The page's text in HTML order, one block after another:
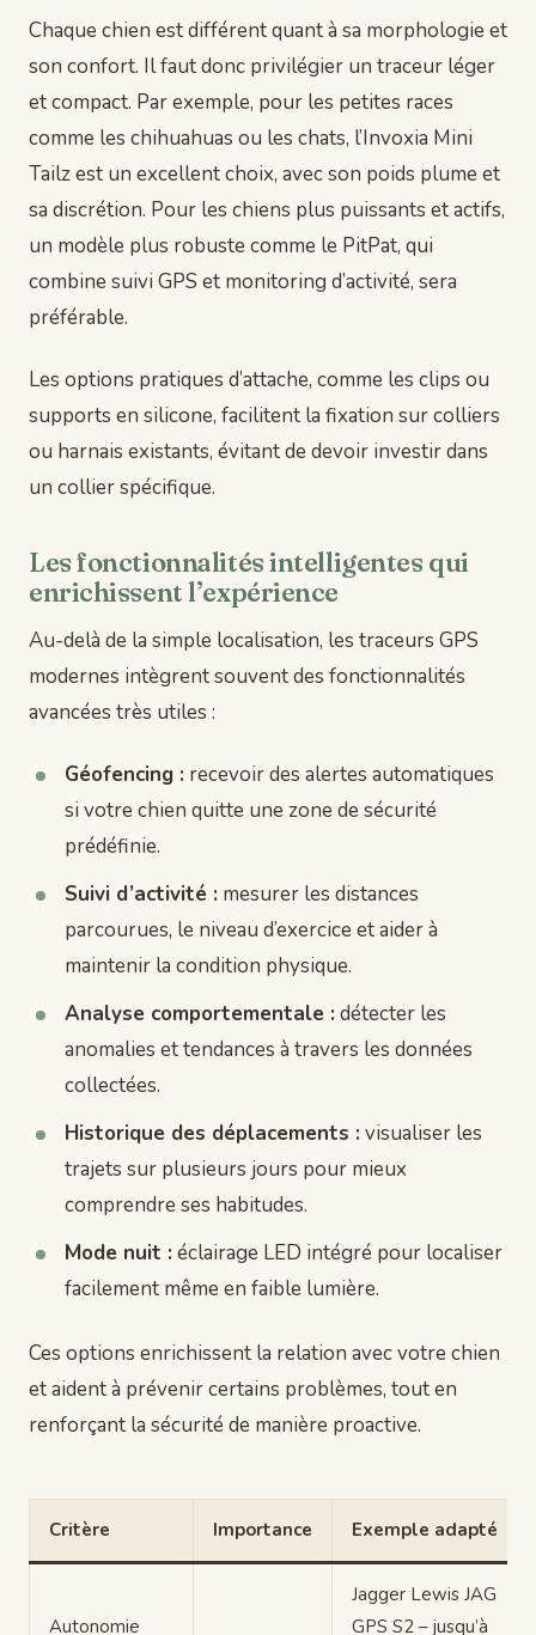
Chaque chien est différent quant à sa morphologie et
son confort. Il faut donc privilégier un traceur léger
et compact. Par exemple, pour les petites races
comme les chihuahuas ou les chats, l’Invoxia Mini
Tailz est un excellent choix, avec son poids plume et
sa discrétion. Pour les chiens plus puissants et actifs,
un modèle plus robuste comme le PitPat, qui
combine suivi GPS et monitoring d’activité, sera
préférable.
Les options pratiques d’attache, comme les clips ou
supports en silicone, facilitent la fixation sur colliers
ou harnais existants, évitant de devoir investir dans
un collier spécifique.
Les fonctionnalités intelligentes qui
enrichissent l’expérience
Au-delà de la simple localisation, les traceurs GPS
modernes intègrent souvent des fonctionnalités
avancées très utiles :
Géofencing : recevoir des alertes automatiques
si votre chien quitte une zone de sécurité
prédéfinie.
Suivi d’activité : mesurer les distances
parcourues, le niveau d’exercice et aider à
maintenir la condition physique.
Analyse comportementale : détecter les
anomalies et tendances à travers les données
collectées.
Historique des déplacements : visualiser les
trajets sur plusieurs jours pour mieux
comprendre ses habitudes.
Mode nuit : éclairage LED intégré pour localiser
facilement même en faible lumière.
Ces options enrichissent la relation avec votre chien
et aident à prévenir certains problèmes, tout en
renforçant la sécurité de manière proactive.
Critère Importance Exemple adapté
Autonomie
Jagger Lewis JAG
GPS S2 – jusqu’à